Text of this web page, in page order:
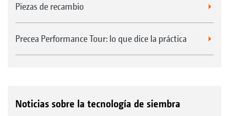
Piezas de recambio
Precea Performance Tour: lo que dice la práctica
Noticias sobre la tecnología de siembra